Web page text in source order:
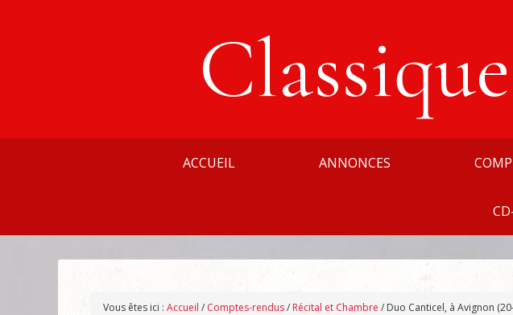
ACCUEIL ANNONCES
Vous êtes ici : Accueil / Comptes-rendus/ Récital et Chambre / Duo Canticel, à Avignon